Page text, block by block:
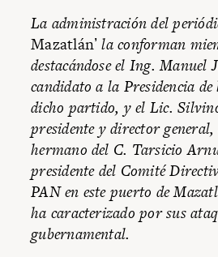
La administración del
Mazatlánʼla conforman
destacándose el Ing. Manuel
candidato a la Presidencia
dicho partido, y el Lic.
presidente y director general,
hermano del C. Tarsicio
presidente del Comité
PAN en este puerto de
ha caracterizado por sus
gubernamental.